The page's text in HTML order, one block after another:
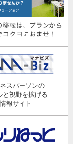
スパーソンの
と視野を拡げる
情報サイト